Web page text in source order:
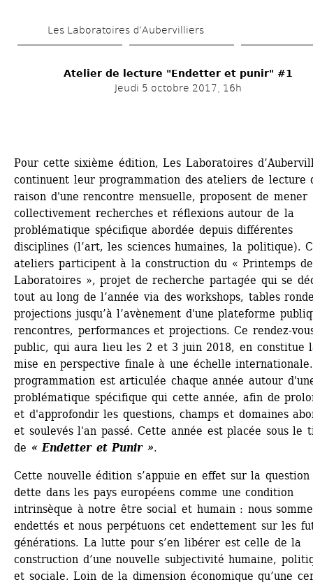
au
principal
Les Laboratoires d’Aubervilliers
Atelier de lecture "Endetter et punir" #1
Jeudi 5 octobre 2017, 16h
Pour cette sixième édition, Les Laboratoires
continuent leur programmation des ateliers de lecture
raison d'une rencontre mensuelle, proposent de mener
collectivement recherches et réflexions autour de la
problématique spécifique abordée depuis différentes
disciplines (l’art, les sciences humaines, la politique).
ateliers participent à la construction du « Printemps
Laboratoires », projet de recherche partagée qui se
tout au long de l’année via des workshops, tables
projections jusqu’à l’avènement d'une plateforme
rencontres, performances et projections. Ce rendez-
public, qui aura lieu les 2 et 3 juin 2018, en constitue
mise en perspective finale à une échelle
programmation est articulée chaque année autour
problématique spécifique qui cette année, afin de
et d'approfondir les questions, champs et domaines
et soulevés l'an passé. Cette année est placée sous le
de « Endetter et Punir ».
Cette nouvelle édition s’appuie en effet sur la
dette dans les pays européens comme une condition
intrinsèque à notre être social et humain : nous
endettés et nous perpétuons cet endettement sur les
générations. La lutte pour s’en libérer est celle de la
construction d’une nouvelle subjectivité humaine,
et sociale. Loin de la dimension économique qu’une